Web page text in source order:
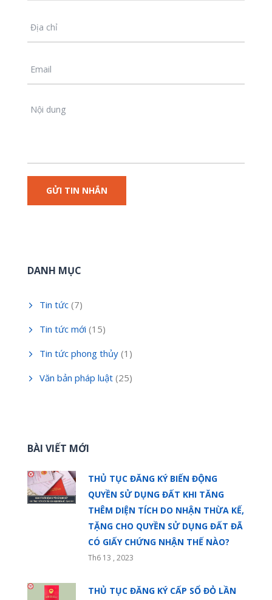
DANH MỤC
Tin tức (7)
Tin tức mới (15)
Tin tức phong thủy (1)
Văn bản pháp luật (25)
BÀI VIẾT MỚI
THỦ TỤC ĐĂNG KÝ BIẾN ĐỘNG
QUYỀN SỬ DỤNG ĐẤT KHI TĂNG
THÊM DIỆN TÍCH DO NHẬN THỪA KẾ,
TẶNG CHO QUYỀN SỬ DỤNG ĐẤT ĐÃ
CÓ GIẤY CHỨNG NHẬN THẾ NÀO?
Th6 13 , 2023
THỦ TỤC ĐĂNG KÝ CẤP SỔ ĐỎ LẦN